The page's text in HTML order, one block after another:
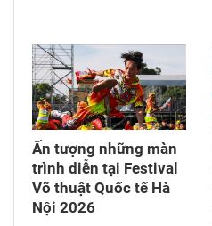
Ấn tượng những màn
trình diễn tại Festival
Võ thuật Quốc tế Hà
Nội 2026